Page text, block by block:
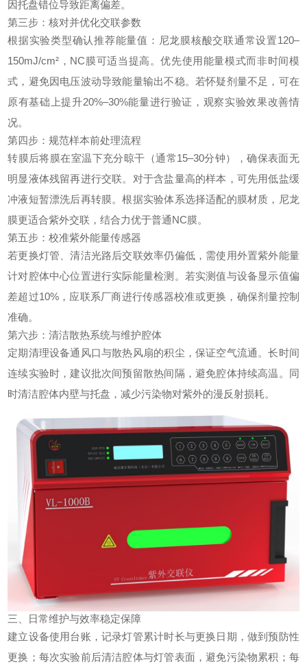
因托盘错位导致距离偏差。
第三步：核对并优化交联参数
根据实验类型确认推荐能量值：尼龙膜核酸交联通常设置120–
150mJ/cm²，NC膜可适当提高。优先使用能量模式而非时间模
式，避免因电压波动导致能量输出不稳。若怀疑剂量不足，可在
原有基础上提升20%–30%能量进行验证，观察实验效果改善情
况。
第四步：规范样本前处理流程
转膜后将膜在室温下充分晾干（通常15–30分钟），确保表面无
明显液体残留再进行交联。对于含盐量高的样本，可先用低盐缓
冲液短暂漂洗后再转膜。根据实验体系选择适配的膜材质，尼龙
膜更适合紫外交联，结合力优于普通NC膜。
第五步：校准紫外能量传感器
若更换灯管、清洁光路后交联效率仍偏低，需使用外置紫外能量
计对腔体中心位置进行实际能量检测。若实测值与设备显示值偏
差超过10%，应联系厂商进行传感器校准或更换，确保剂量控制
准确。
第六步：清洁散热系统与维护腔体
定期清理设备通风口与散热风扇的积尘，保证空气流通。长时间
连续实验时，建议批次间预留散热间隔，避免腔体持续高温。同
时清洁腔体内壁与托盘，减少污染物对紫外的漫反射损耗。
三、日常维护与效率稳定保障
建立设备使用台账，记录灯管累计时长与更换日期，做到预防性
更换；每次实验前后清洁腔体与灯管表面，避免污染物累积；每